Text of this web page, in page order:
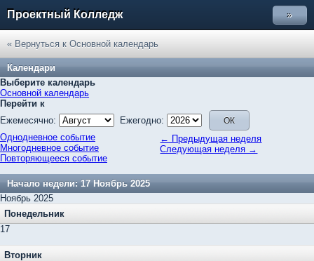
Проектный Колледж »
« Вернуться к Основной календарь
Календари
Выберите календарь
Основной календарь
Перейти к
Ежемесячно:
Ежегодно:
← Предыдущая неделя
Следующая неделя →
Однодневное событие
Многодневное событие
Повторяющееся событие
Начало недели: 17 Ноябрь 2025
Ноябрь 2025
Понедельник
17
Вторник